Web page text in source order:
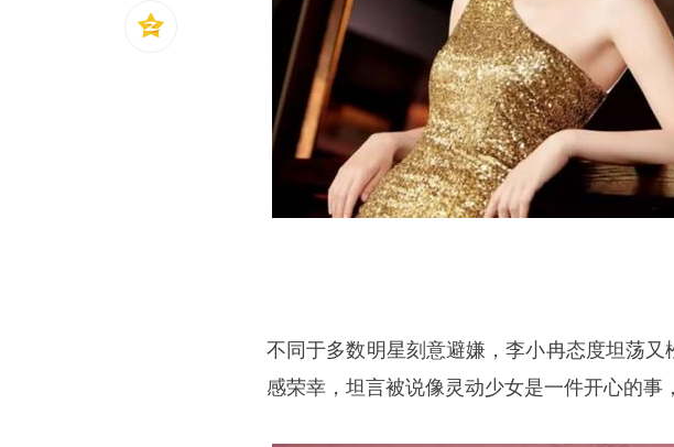
不同于多数明星刻意避嫌，李小冉态度坦荡
感荣幸，坦言被说像灵动少女是一件开心的事